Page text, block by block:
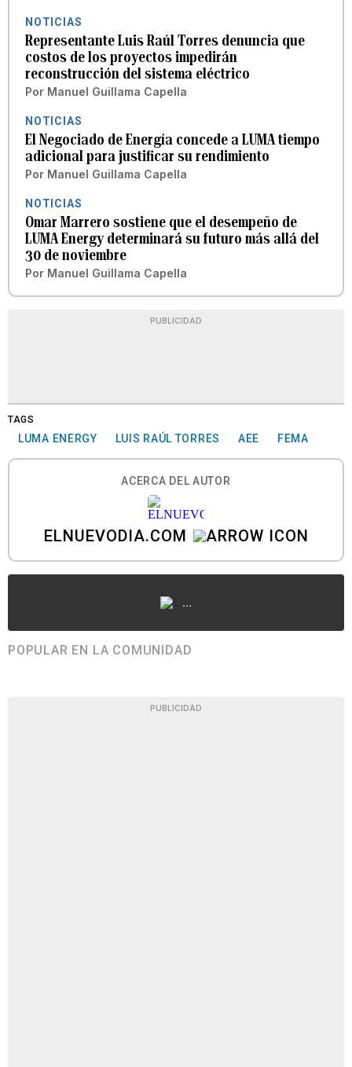
NOTICIAS
Representante Luis Raúl Torres denuncia que
costos de los proyectos impedirán
reconstrucción del sistema eléctrico
Por Manuel Guillama Capella
NOTICIAS
El Negociado de Energía concede a LUMA tiempo
adicional para justificar su rendimiento
Por Manuel Guillama Capella
NOTICIAS
Omar Marrero sostiene que el desempeño de
LUMA Energy determinará su futuro más allá del
30 de noviembre
Por Manuel Guillama Capella
PUBLICIDAD
TAGS
LUMA ENERGY LUIS RAÚL TORRES AEE FEMA
ACERCA DEL AUTOR
ELNUEVODIA.COM
...
POPULAR EN LA COMUNIDAD
PUBLICIDAD